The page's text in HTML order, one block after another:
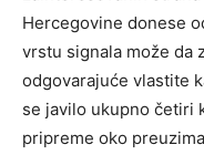
Hercegovine donese
vrstu signala može da
odgovarajuće vlastite
se javilo ukupno četiri
pripreme oko